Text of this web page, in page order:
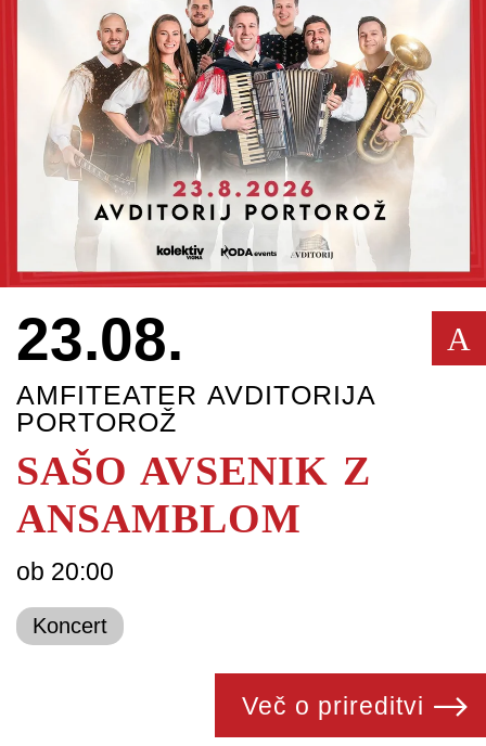
23.08. A
AMFITEATER AVDITORIJA
PORTOROŽ
SAŠO AVSENIK Z
ANSAMBLOM
ob 20:00
Koncert
Več o prireditvi